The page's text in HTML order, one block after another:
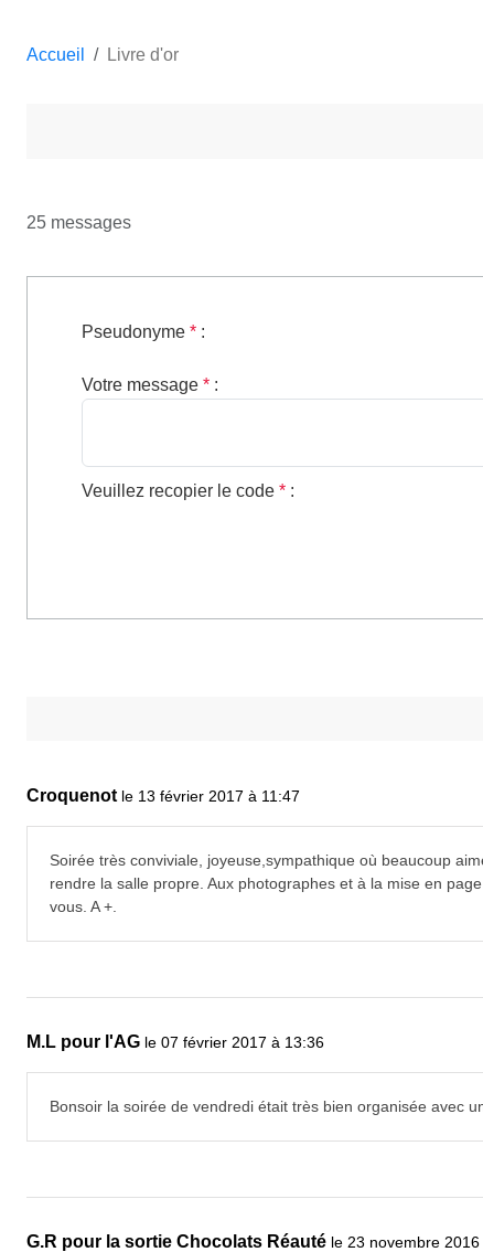
Accueil Livre d'or
25 messages
Pseudonyme * :
Votre message * :
Veuillez recopier le code * :
Croquenot le 13 février 2017 à 11:47
Soirée très conviviale, joyeuse,sympathique où beaucoup
rendre la salle propre. Aux photographes et à la mise en
vous. A +.
M.L pour l'AG le 07 février 2017 à 13:36
Bonsoir la soirée de vendredi était très bien organisée avec
G.R pour la sortie Chocolats Réauté le 23 novembre